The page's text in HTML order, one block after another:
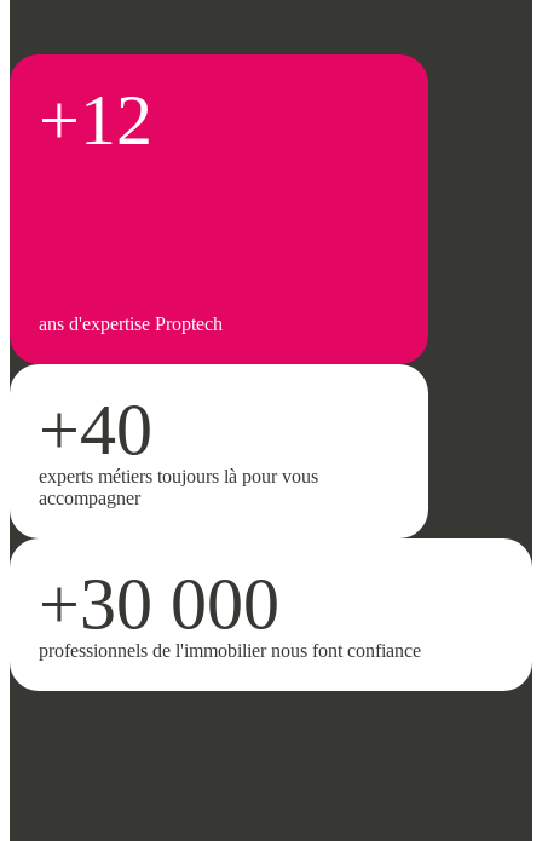
+12
ans d'expertise Proptech
+40
experts métiers toujours là pour vous
accompagner
+30 000
professionnels de l'immobilier nous font confiance